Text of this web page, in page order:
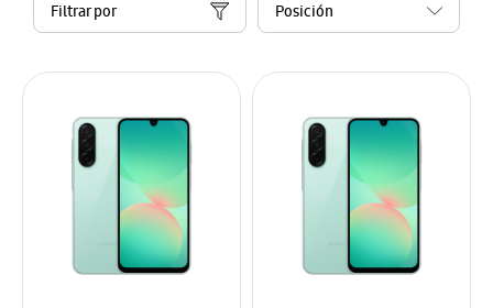
Filtrar por